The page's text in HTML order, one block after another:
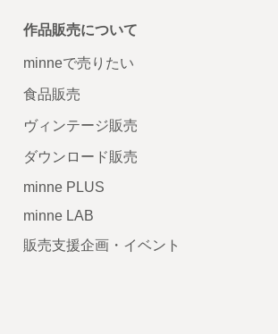
作品販売について
minneで売りたい
食品販売
ヴィンテージ販売
ダウンロード販売
minne PLUS
minne LAB
販売支援企画・イベント